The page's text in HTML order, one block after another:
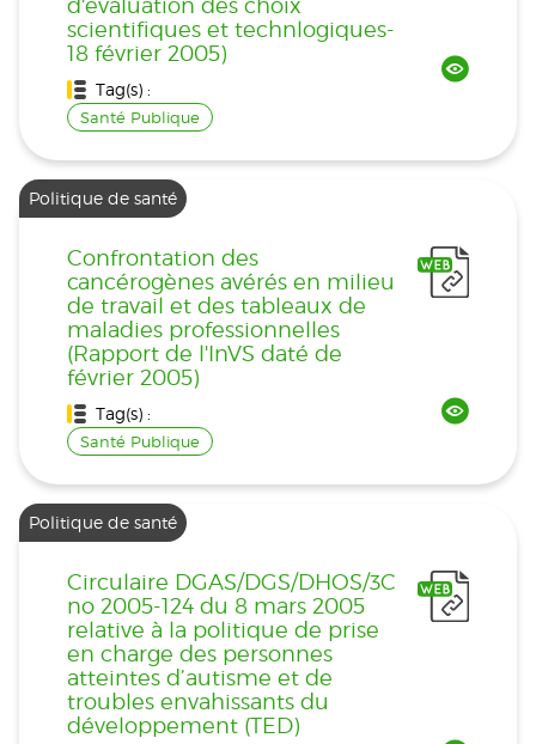
d'évaluation des choix
scientifiques et technlogiques-
18 février 2005)
Tag(s) :
Santé Publique
Politique de santé
Confrontation des
cancérogènes avérés en milieu
de travail et des tableaux de
maladies professionnelles
(Rapport de l'InVS daté de
février 2005)
Tag(s) :
Santé Publique
Politique de santé
Circulaire DGAS/DGS/DHOS/3C
no 2005-124 du 8 mars 2005
relative à la politique de prise
en charge des personnes
atteintes d’autisme et de
troubles envahissants du
développement (TED)